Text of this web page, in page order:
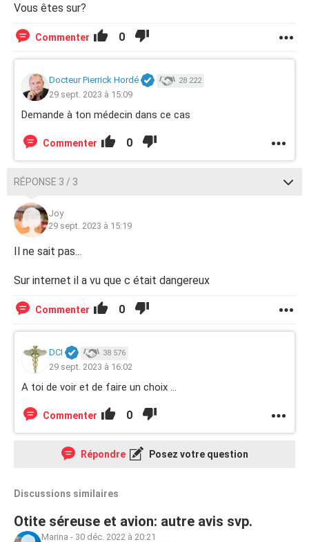
Vous êtes sur?
Commenter 0
Docteur Pierrick Hordé 28 222
29 sept. 2023 à 15:09
Demande à ton médecin dans ce cas
Commenter 0
RÉPONSE 3 / 3
Joy
29 sept. 2023 à 15:19
Il ne sait pas...
Sur internet il a vu que c était dangereux
Commenter 0
DCI 38 576
29 sept. 2023 à 16:02
A toi de voir et de faire un choix ...
Commenter 0
Répondre Posez votre question
Discussions similaires
Otite séreuse et avion: autre avis svp.
Marina - 30 déc. 2022 à 20:21